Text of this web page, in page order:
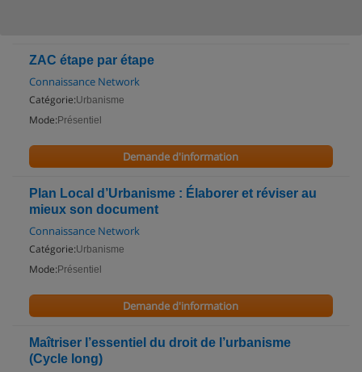
ZAC étape par étape
Connaissance Network
Catégorie:Urbanisme
Mode: Présentiel
Demande d'information
Plan Local d’Urbanisme : Élaborer et réviser au
mieux son document
Connaissance Network
Catégorie:Urbanisme
Mode: Présentiel
Demande d'information
Maîtriser l’essentiel du droit de l’urbanisme
(Cycle long)